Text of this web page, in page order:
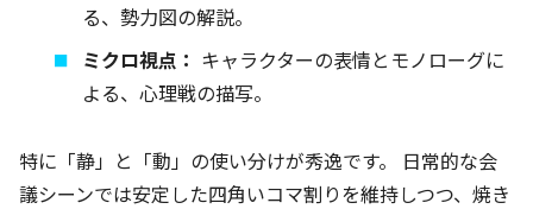
る、勢力図の解説。
ミクロ視点： キャラクターの表情とモノローグに
よる、心理戦の描写。
特に「静」と「動」の使い分けが秀逸です。 日常的な会
議シーンでは安定した四角いコマ割りを維持しつつ、焼き